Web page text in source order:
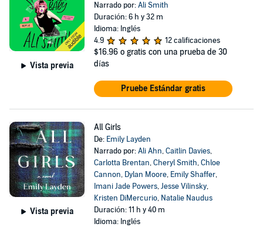
Vista previa
Narrado por:Ali Smith
Duración: 6 h y 32 m
Idioma: Inglés
4.9
12 calificaciones
$16.96 o gratis con una prueba de 30
días
Pruebe Estándar gratis
Vista previa
All Girls
De: Emily Layden
Narrado por:Ali Ahn,Caitlin Davies,
Carlotta Brentan,Cheryl Smith,Chloe
Cannon, Dylan Moore, Emily Shaffer,
Imani Jade Powers,Jesse Vilinsky,
Kristen DiMercurio, Natalie Naudus
Duración: 11 h y 40 m
Idioma: Inglés